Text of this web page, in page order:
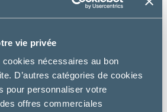
vie privée
nécessaires au bon
D’autres catégories de cookies
pour personnaliser votre
offres commerciales
Virbac
URINARY WIB CAT